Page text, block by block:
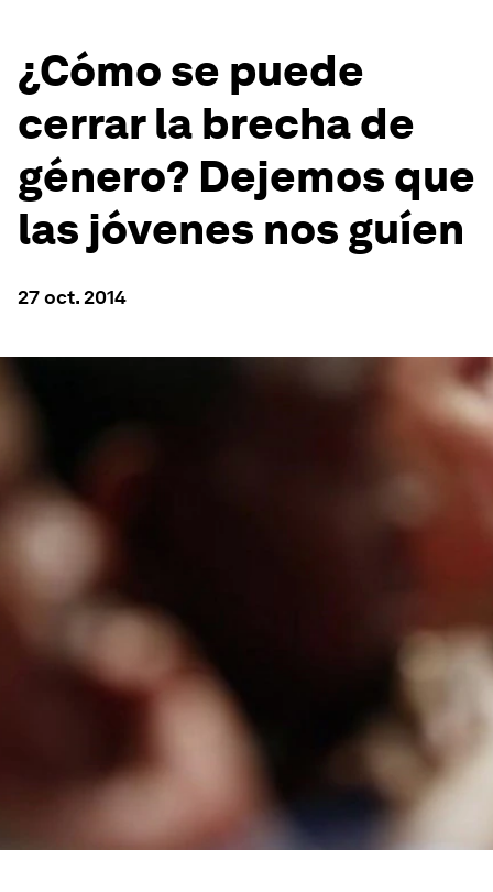
¿Cómo se puede
cerrar la brecha de
género? Dejemos que
las jóvenes nos guíen
27 oct. 2014